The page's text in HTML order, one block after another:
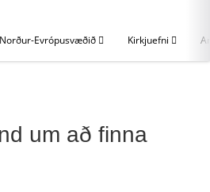
Norður-Evrópusvæðið Kirkjuefni
um að finna